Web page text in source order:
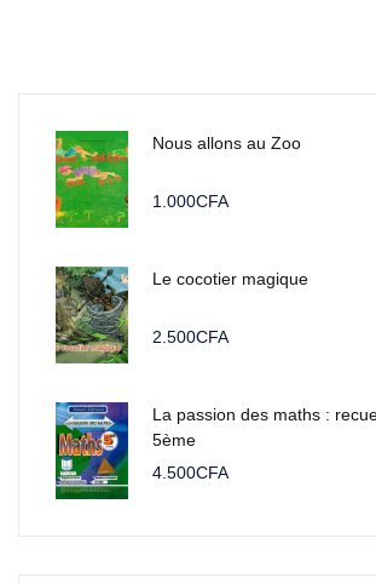
Nous allons au Zoo
1.000CFA
Le cocotier magique
2.500CFA
La passion des maths :
5ème
4.500CFA